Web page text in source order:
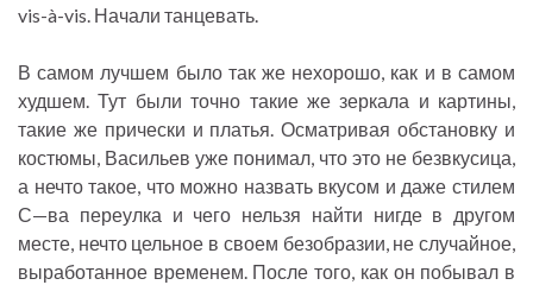
vis-à-vis. Начали танцевать.
В самом лучшем было так же нехорошо, как и в самом
худшем. Тут были точно такие же зеркала и картины,
такие же прически и платья. Осматривая обстановку и
костюмы, Васильев уже понимал, что это не безвкусица,
а нечто такое, что можно назвать вкусом и даже стилем
С—ва переулка и чего нельзя найти нигде в другом
месте, нечто цельное в своем безобразии, не случайное,
выработанное временем. После того, как он побывал в